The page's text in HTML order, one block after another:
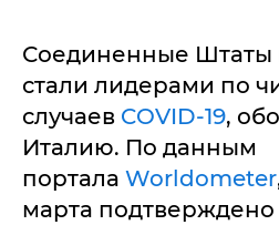
Соединенные
стали лидерами по
случаев COVID-19,
Италию. По данным
портала Worldometer
марта подтверждено